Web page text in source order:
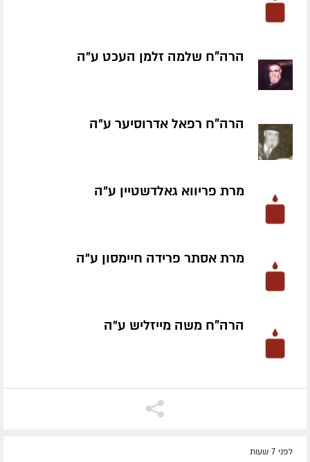
הרה"ח שלמה זלמן העכט ע״ה
הרה"ח רפאל אדרוסיער ע״ה
מרת פריווא גאלדשטיין ע״ה
מרת אסתר פרידה חיימסון ע״ה
הרה"ח משה מייזליש ע״ה
לפני 7 שעות